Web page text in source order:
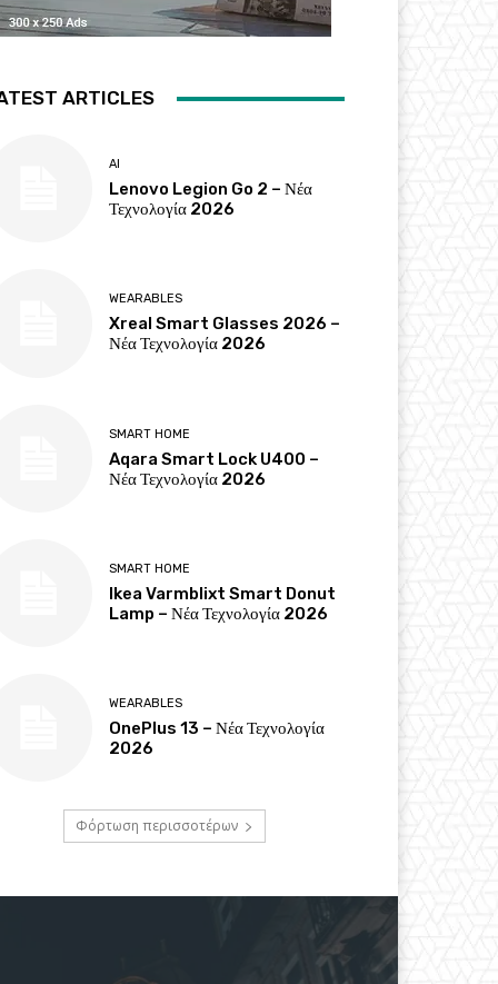
ARTICLES
AI
Lenovo Legion Go 2 – Νέα
Τεχνολογία 2026
WEARABLES
Xreal Smart Glasses 2026 –
Νέα Τεχνολογία 2026
SMART HOME
Aqara Smart Lock U400 –
Νέα Τεχνολογία 2026
SMART HOME
Ikea Varmblixt Smart Donut
Lamp – Νέα Τεχνολογία 2026
WEARABLES
OnePlus 13 – Νέα Τεχνολογία
2026
Φόρτωση περισσοτέρων